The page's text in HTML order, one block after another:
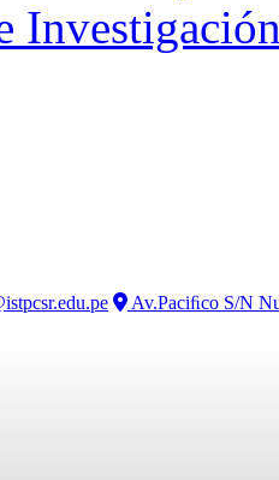
Av.Paciﬁco S/N